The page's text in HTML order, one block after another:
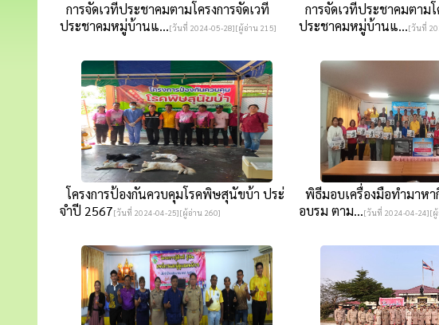
การจัดเวทีประชาคมตามโครงการจัดเวที
ประชาคมหมู่บ้านแ...[วันที่ 2024-05-28][ผู้อ่าน 215]
การจัดเวทีประชาคมตามโ
ประชาคมหมู่บ้านแ...[วันที่
โครงการป้องกันควบคุมโรคพิษสุนัขบ้า ประ่
จำปี 2567[วันที่ 2024-04-25][ผู้อ่าน 260]
พิธีมอบเครื่องมือทำมาหา
อบรม ตาม...[วันที่ 2024-04-24][ผู้